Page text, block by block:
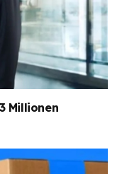
Millionen